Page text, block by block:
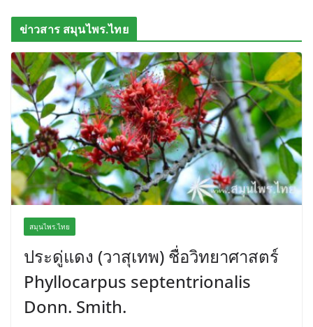
ข่าวสาร สมุนไพร.ไทย
สมุนไพร.ไทย
ประดู่แดง (วาสุเทพ) ชื่อวิทยาศาสตร์
Phyllocarpus septentrionalis
Donn. Smith.